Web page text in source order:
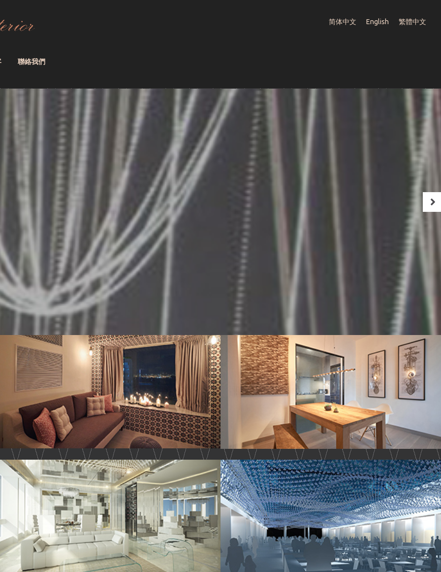
聯絡我們
简体中文 English 繁體中文